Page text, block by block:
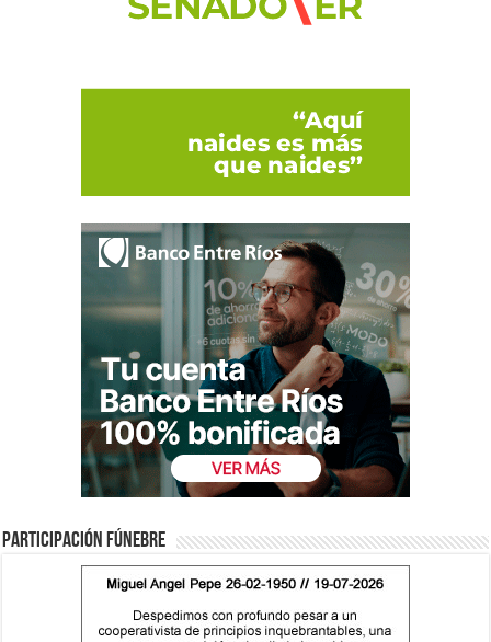
Participación fúnebre